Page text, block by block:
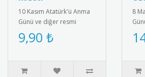
10 Kasım Atatürk'ü Anma
Günü ve diğer resmi
törenler için özel olarak
tasarlanmış metal saygı
9,90 ₺
8
ve